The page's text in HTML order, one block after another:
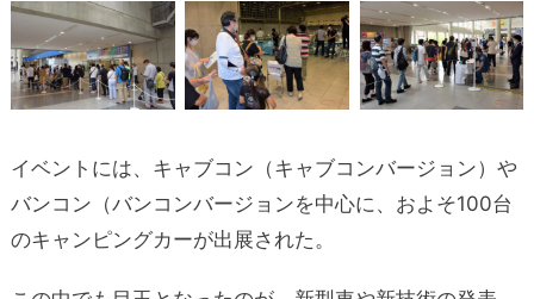
イベントには、キャブコン（キャブコンバージョン）や
バンコン（バンコンバージョンを中心に、およそ100台
のキャンピングカーが出展された。